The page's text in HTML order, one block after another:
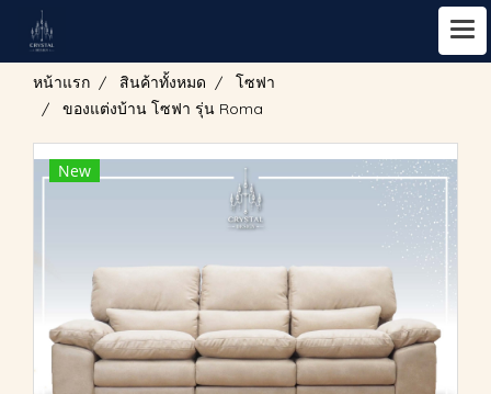
หน้าแรก สินค้าทั้งหมด
โซฟา
ของแต่งบ้าน โซฟา รุ่น Roma
New